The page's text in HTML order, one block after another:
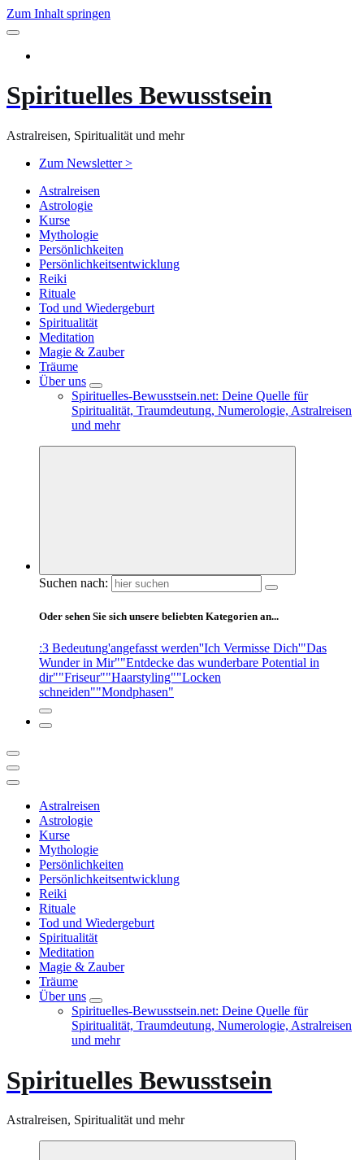
Zum Inhalt springen
Spirituelles Bewusstsein
Astralreisen, Spiritualität und mehr
Zum Newsletter >
Astralreisen
Astrologie
Kurse
Mythologie
Persönlichkeiten
Persönlichkeitsentwicklung
Reiki
Rituale
Tod und Wiedergeburt
Spiritualität
Meditation
Magie & Zauber
Träume
Über uns
Spirituelles-Bewusstsein.net: Deine Quelle für
Spiritualität, Traumdeutung, Numerologie, Astralreisen
und mehr
Suchen nach:
Oder sehen Sie sich unsere beliebten Kategorien an...
:3 Bedeutung'angefasst werden''Ich Vermisse Dich'"Das
Wunder in Mir""Entdecke das wunderbare Potential in
dir""Friseur""Haarstyling""Locken
schneiden""Mondphasen"
Astralreisen
Astrologie
Kurse
Mythologie
Persönlichkeiten
Persönlichkeitsentwicklung
Reiki
Rituale
Tod und Wiedergeburt
Spiritualität
Meditation
Magie & Zauber
Träume
Über uns
Spirituelles-Bewusstsein.net: Deine Quelle für
Spiritualität, Traumdeutung, Numerologie, Astralreisen
und mehr
Spirituelles Bewusstsein
Astralreisen, Spiritualität und mehr